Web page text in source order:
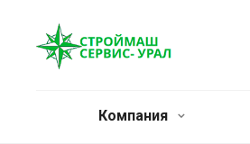
Компания